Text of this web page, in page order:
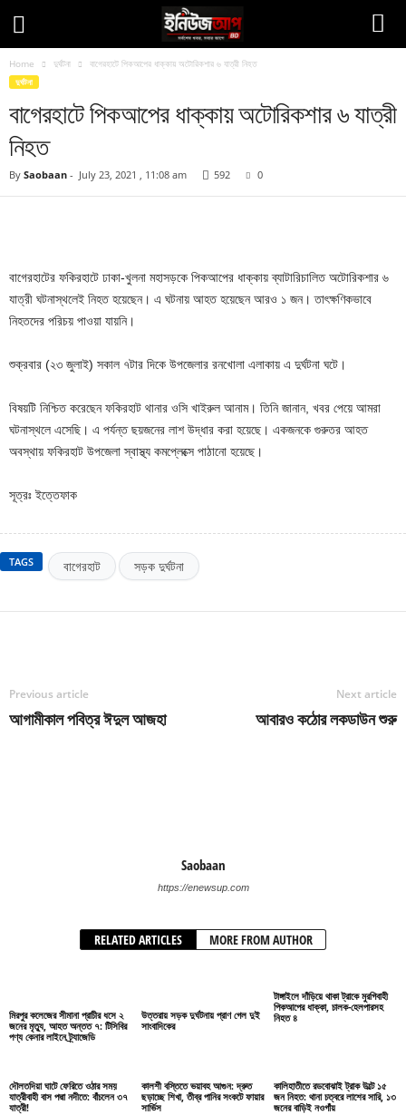
Home দুর্ঘটনা বাগেরহাটে পিকআপের ধাক্কায় অটোরিকশার ৬ যাত্রী নিহত
দুর্ঘটনা
বাগেরহাটে পিকআপের ধাক্কায় অটোরিকশার ৬ যাত্রী
নিহত
By Saobaan - July 23, 2021 , 11:08 am 592 0
বাগেরহাটের ফকিরহাটে ঢাকা-খুলনা মহাসড়কে পিকআপের ধাক্কায় ব্যাটারিচালিত অটোরিকশার ৬
যাত্রী ঘটনাস্থলেই নিহত হয়েছেন। এ ঘটনায় আহত হয়েছেন আরও ১ জন। তাৎক্ষণিকভাবে
নিহতদের পরিচয় পাওয়া যায়নি।
শুক্রবার (২৩ জুলাই) সকাল ৭টার দিকে উপজেলার রনখোলা এলাকায় এ দুর্ঘটনা ঘটে।
বিষয়টি নিশ্চিত করেছেন ফকিরহাট থানার ওসি খাইরুল আনাম। তিনি জানান, খবর পেয়ে আমরা
ঘটনাস্থলে এসেছি। এ পর্যন্ত ছয়জনের লাশ উদ্ধার করা হয়েছে। একজনকে গুরুতর আহত
অবস্থায় ফকিরহাট উপজেলা স্বাস্থ্য কমপ্লেক্সে পাঠানো হয়েছে।
সূত্রঃ ইত্তেফাক
TAGS বাগেরহাট সড়ক দুর্ঘটনা
Previous article
আগামীকাল পবিত্র ঈদুল আজহা
Next article
আবারও কঠোর লকডাউন শুরু
Saobaan
https://enewsup.com
RELATED ARTICLES MORE FROM AUTHOR
মিরপুর কলেজের সীমানা প্রাচীর ধসে ২
জনের মৃত্যু, আহত অন্তত ৭: টিসিবির
পণ্য কেনার লাইনে ট্র্যাজেডি
উত্তরায় সড়ক দুর্ঘটনায় প্রাণ গেল দুই
সাংবাদিকের
টাঙ্গাইলে দাঁড়িয়ে থাকা ট্রাকে মুরগিবাহী
পিকআপের ধাক্কা, চালক-হেলপারসহ
নিহত ৪
দৌলতদিয়া ঘাটে ফেরিতে ওঠার সময়
যাত্রীবাহী বাস পদ্মা নদীতে: বাঁচলেন ৩৭
যাত্রী!
কালশী বস্তিতে ভয়াবহ আগুন: দ্রুত
ছড়াচ্ছে শিখা, তীব্র পানির সংকটে ফায়ার
সার্ভিস
কালিহাতীতে রডবোঝাই ট্রাক উল্টে ১৫
জন নিহত: থানা চত্বরে লাশের সারি, ১৩
জনের বাড়িই নওগাঁয়